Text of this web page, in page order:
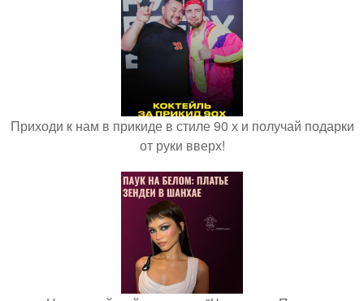
Приходи к нам в прикиде в стиле 90 х и получай подарки
от руки вверх!